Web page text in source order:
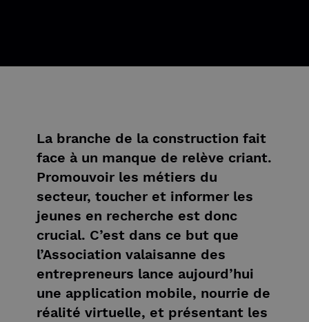
La branche de la construction fait
face à un manque de relève criant.
Promouvoir les métiers du
secteur, toucher et informer les
jeunes en recherche est donc
crucial. C’est dans ce but que
l’Association valaisanne des
entrepreneurs lance aujourd’hui
une application mobile, nourrie de
réalité virtuelle, et présentant les